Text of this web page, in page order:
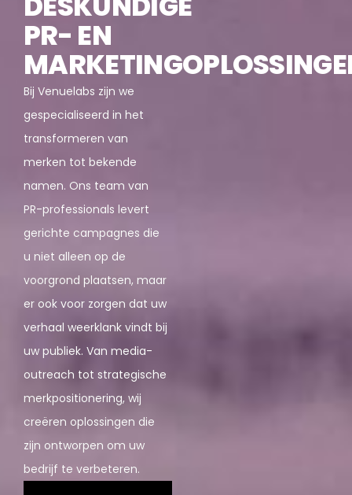
PR- EN
Bij Venuelabs zijn we
gespecialiseerd in het
transformeren van
merken tot bekende
namen. Ons team van
PR-professionals levert
gerichte campagnes die
u niet alleen op de
voorgrond plaatsen, maar
er ook voor zorgen dat uw
verhaal weerklank vindt bij
uw publiek. Van media-
outreach tot strategische
merkpositionering, wij
creëren oplossingen die
zijn ontworpen om uw
bedrijf te verbeteren.